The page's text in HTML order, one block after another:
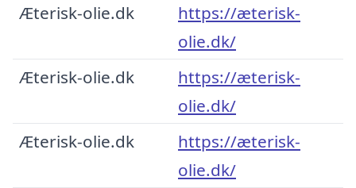
Æterisk-olie.dk
https://æterisk-
olie.dk/
Æterisk-olie.dk
https://æterisk-
olie.dk/
Æterisk-olie.dk
https://æterisk-
olie.dk/